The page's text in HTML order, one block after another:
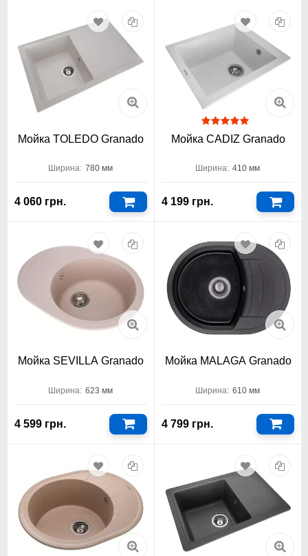
Мойка TOLEDO Granado
Ширина: 780 мм
4 060 грн.
Мойка CADIZ Granado
Ширина: 410 мм
4 199 грн.
Мойка SEVILLA Granado
Ширина: 623 мм
4 599 грн.
Мойка MALAGA Granado
Ширина: 610 мм
4 799 грн.